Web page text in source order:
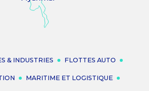
& INDUSTRIES FLOTTES AUTO
MARITIME ET LOGISTIQUE